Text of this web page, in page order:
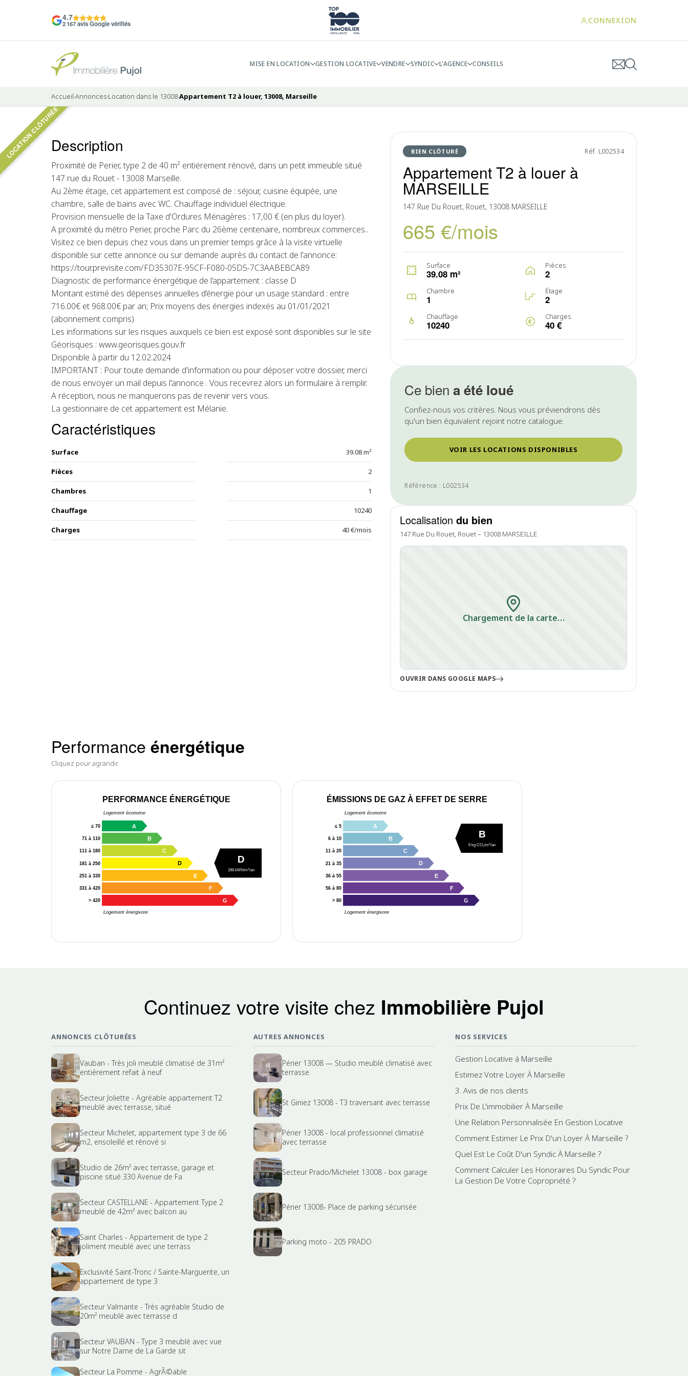
4.7
2 167 avis Google vérifiés CONNEXION
MISE EN LOCATION GESTION LOCATIVE VENDRE SYNDIC L'AGENCE CONSEILS
Accueil›Annonces›Location dans le 13008›Appartement T2 à louer, 13008, Marseille
LOCATION CLÔTURÉE BIEN CLÔTURÉ Réf. L002534
Appartement T2 à louer à
MARSEILLE
147 Rue Du Rouet, Rouet, 13008 MARSEILLE
665 €/mois
Surface
39.08 m²
Pièces
2
Chambre
1
Étage
2
Chauffage
10240
Charges
40 €
Ce biena été loué
Confiez-nous vos critères. Nous vous préviendrons dès
qu'un bien équivalent rejoint notre catalogue.
VOIR LES LOCATIONS DISPONIBLES
Référence : L002534
Localisationdu bien
147 Rue Du Rouet, Rouet – 13008 MARSEILLE
Chargement de la carte…
OUVRIR DANS GOOGLE MAPS
LOUÉ
Description
Proximité de Perier, type 2 de 40 m² entiérement rénové, dans un petit immeuble situé
147 rue du Rouet - 13008 Marseille.
Au 2ème étage, cet appartement est composé de : séjour, cuisine équipée, une
chambre, salle de bains avec WC. Chauffage individuel électrique.
Provision mensuelle de la Taxe d'Ordures Ménagères : 17,00 € (en plus du loyer).
A proximité du métro Perier, proche Parc du 26ème centenaire, nombreux commerces..
Visitez ce bien depuis chez vous dans un premier temps grâce à la visite virtuelle
disponible sur cette annonce ou sur demande auprès du contact de l'annonce:
https://tour.previsite.com/FD35307E-95CF-F080-05D5-7C3AABEBCA89
Diagnostic de performance énergétique de l’appartement : classe D
Montant estimé des dépenses annuelles d’énergie pour un usage standard : entre
716.00€ et 968.00€ par an; Prix moyens des énergies indexés au 01/01/2021
(abonnement compris)
Les informations sur les risques auxquels ce bien est exposé sont disponibles sur le site
Géorisques : www.georisques.gouv.fr
Disponible à partir du 12.02.2024
IMPORTANT : Pour toute demande d'information ou pour déposer votre dossier, merci
de nous envoyer un mail depuis l'annonce . Vous recevrez alors un formulaire à remplir.
A réception, nous ne manquerons pas de revenir vers vous.
La gestionnaire de cet appartement est Mélanie.
Caractéristiques
Surface 39.08 m²
Pièces 2
Chambres 1
Chauffage 10240
Charges 40 €/mois
Performance énergétique
Cliquez pour agrandir.
PERFORMANCE ÉNERGÉTIQUE
Logement économe
Logement énergivore
≤ 70 A
71 à 110 B
111 à 180 C
181 à 250 D
251 à 330 E
331 à 420 F
> 420 G
D
196 kWh/m²/an
ÉMISSIONS DE GAZ À EFFET DE SERRE
Logement économe
Logement énergivore
≤ 5 A
6 à 10 B
11 à 20 C
21 à 35 D
36 à 55 E
56 à 80 F
> 80 G
B
6 kg CO₂/m²/an
Continuez votre visite chez Immobilière Pujol
ANNONCES CLÔTURÉES
Vauban - Très joli meublé climatisé de 31m²
entièrement refait à neuf
Secteur Joliette - Agréable appartement T2
meublé avec terrasse, situé
Secteur Michelet, appartement type 3 de 66
m2, ensoleillé et rénové si
Studio de 26m² avec terrasse, garage et
piscine situé 330 Avenue de Fa
Secteur CASTELLANE - Appartement Type 2
meublé de 42m² avec balcon au
Saint Charles - Appartement de type 2
joliment meublé avec une terrass
Exclusivité Saint-Tronc / Sainte-Marguerite, un
appartement de type 3
Secteur Valmante - Très agréable Studio de
20m² meublé avec terrasse d
Secteur VAUBAN - Type 3 meublé avec vue
sur Notre Dame de La Garde sit
Secteur La Pomme - AgrÃ©able
AUTRES ANNONCES
Périer 13008 — Studio meublé climatisé avec
terrasse
St Giniez 13008 - T3 traversant avec terrasse
Périer 13008 - local professionnel climatisé
avec terrasse
Secteur Prado/Michelet 13008 - box garage
Périer 13008- Place de parking sécurisée
Parking moto - 205 PRADO
NOS SERVICES
Gestion Locative à Marseille
Estimez Votre Loyer À Marseille
3. Avis de nos clients
Prix De L'immobilier À Marseille
Une Relation Personnalisée En Gestion Locative
Comment Estimer Le Prix D'un Loyer À Marseille ?
Quel Est Le Coût D'un Syndic À Marseille ?
Comment Calculer Les Honoraires Du Syndic Pour
La Gestion De Votre Copropriété ?